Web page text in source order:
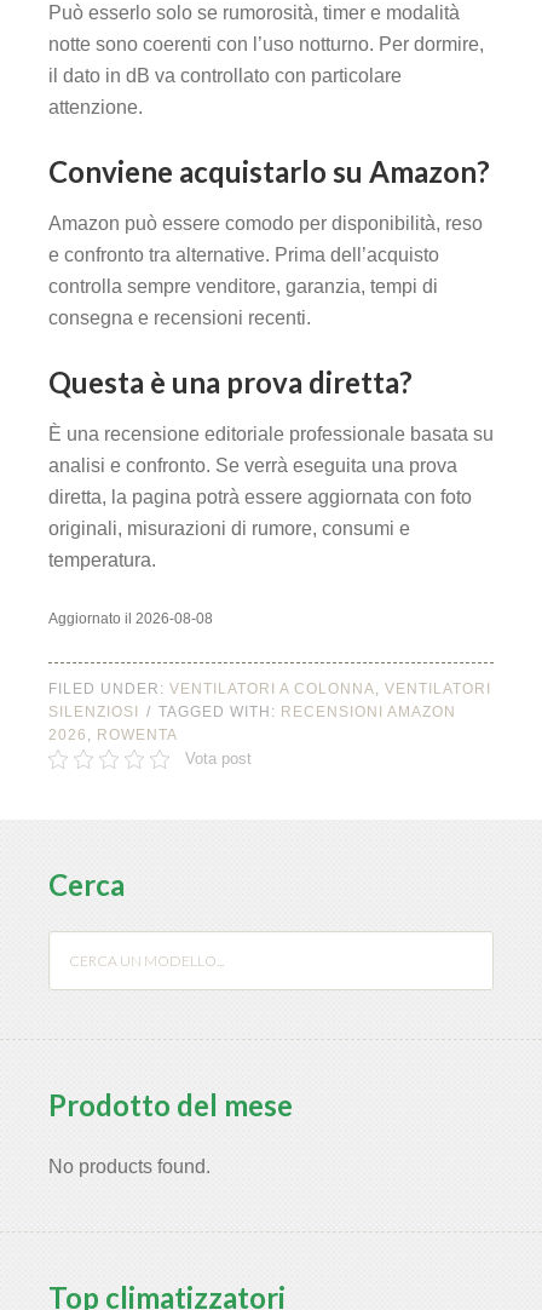
Può esserlo solo se rumorosità, timer e modalità
notte sono coerenti con l’uso notturno. Per dormire,
il dato in dB va controllato con particolare
attenzione.
Conviene acquistarlo su Amazon?
Amazon può essere comodo per disponibilità, reso
e confronto tra alternative. Prima dell’acquisto
controlla sempre venditore, garanzia, tempi di
consegna e recensioni recenti.
Questa è una prova diretta?
È una recensione editoriale professionale basata su
analisi e confronto. Se verrà eseguita una prova
diretta, la pagina potrà essere aggiornata con foto
originali, misurazioni di rumore, consumi e
temperatura.
Aggiornato il 2026-08-08
FILED UNDER: VENTILATORI A COLONNA, VENTILATORI
SILENZIOSI
TAGGED WITH: RECENSIONI AMAZON
2026 , ROWENTA
Vota post
Cerca
Prodotto del mese
No products found.
Top climatizzatori